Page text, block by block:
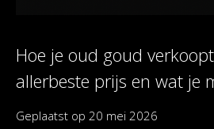
Hoe je oud goud
allerbeste prijs en wat je
Geplaatst op 20 mei 2026